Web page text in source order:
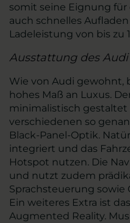
somit seine Eignung für
auch schnelles
Ladeleistung von bis zu
Ausstattung des
Wie von Audi gewohnt,
hohes Maß an Luxus.
minimalistisch
verschiedenen so
Black-Panel-Optik.
integriert und das
Hotspot nutzen. Die
und nutzt zudem
Sprachsteuerung sowie
Ein weiteres Extra ist
Augmented Reality.